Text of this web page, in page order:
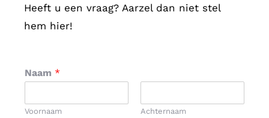
André Edelenbos
Ga zo door en vooral samen, want
Frank Landhuis
Heeft u een vraag? Aarzel dan niet stel
hem hier!
Naam *
Voornaam Achternaam